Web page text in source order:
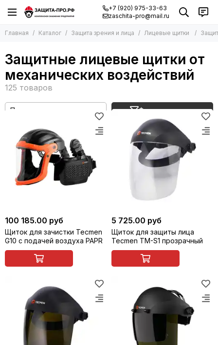
+7 (920) 975-33-63
zaschita-pro@mail.ru
Главная Каталог Защита зрения и лица Лицевые щитки
Защитные лицевые щитки от
механических воздействий
Фильтр товаров
100 185.00 руб
Щиток для зачистки Tecmen
G10 с подачей воздуха PAPR
5 725.00 руб
Щиток для защиты лица
Tecmen TM-S1 прозрачный